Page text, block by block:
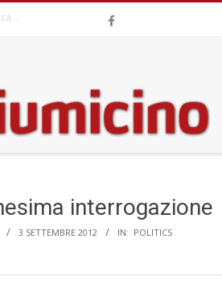
interrogazione
3 SETTEMBRE 2012 IN: POLITICS